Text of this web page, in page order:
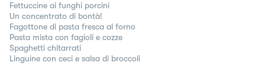
Fettuccine ai funghi porcini
Un concentrato di bontà!
Fagottone di pasta fresca al forno
Pasta mista con fagioli e cozze
Spaghetti chitarrati
Linguine con ceci e salsa di broccoli